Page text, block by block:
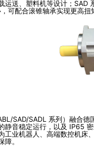
运送、塑料机等设计；
可配合滚锥轴承实现更高扭
SAD/SADL 系列）融合
静音稳定运行，以及 IP65
工业机器人、高端数控机
。